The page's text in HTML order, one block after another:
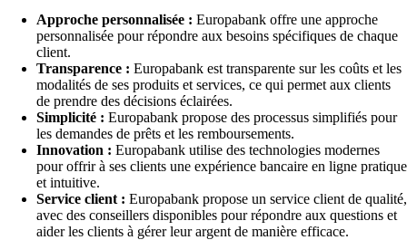
Approche personnalisée : Europabank offre une approche
personnalisée pour répondre aux besoins spécifiques de chaque
client.
Transparence : Europabank est transparente sur les coûts et les
modalités de ses produits et services, ce qui permet aux clients
de prendre des décisions éclairées.
Simplicité : Europabank propose des processus simplifiés pour
les demandes de prêts et les remboursements.
Innovation : Europabank utilise des technologies modernes
pour offrir à ses clients une expérience bancaire en ligne pratique
et intuitive.
Service client : Europabank propose un service client de qualité,
avec des conseillers disponibles pour répondre aux questions et
aider les clients à gérer leur argent de manière efficace.